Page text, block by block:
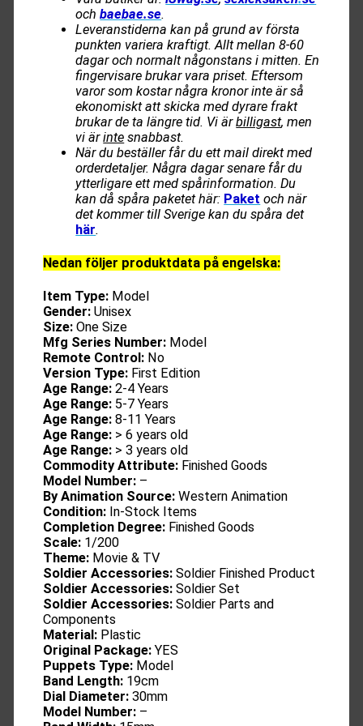
ochbaebae.se.
Leveranstiderna kan på grund av första
punkten variera kraftigt. Allt mellan 8-60
dagar och normalt någonstans i mitten. En
fingervisare brukar vara priset. Eftersom
varor som kostar några kronor inte är så
ekonomiskt att skicka med dyrare frakt
brukar de ta längre tid. Vi ärbilligast, men
vi ärinte snabbast.
När du beställer får du ett mail direkt med
orderdetaljer. Några dagar senare får du
ytterligare ett med spårinformation. Du
kan då spåra paketet här: Paket och när
det kommer till Sverige kan du spåra det
här.
Nedan följer produktdata på engelska:
Item Type: Model
Gender: Unisex
Size: One Size
Mfg Series Number: Model
Remote Control: No
Version Type: First Edition
Age Range: 2-4 Years
Age Range: 5-7 Years
Age Range: 8-11 Years
Age Range: > 6 years old
Age Range: > 3 years old
Commodity Attribute: Finished Goods
Model Number: –
By Animation Source: Western Animation
Condition: In-Stock Items
Completion Degree: Finished Goods
Scale: 1/200
Theme: Movie & TV
Soldier Accessories: Soldier Finished Product
Soldier Accessories: Soldier Set
Soldier Accessories: Soldier Parts and
Components
Material: Plastic
Original Package:YES
Puppets Type: Model
Band Length: 19cm
Dial Diameter: 30mm
Model Number: –